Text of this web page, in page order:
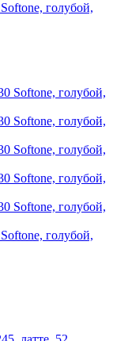
голубой,
голубой,